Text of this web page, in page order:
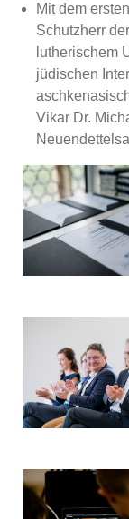
Mit dem
Schutzherr
lutherischem
jüdischen
Vikar Dr.